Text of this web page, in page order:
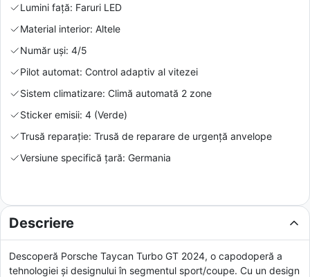
Lumini față: Faruri LED
Material interior: Altele
Număr uși: 4/5
Pilot automat: Control adaptiv al vitezei
Sistem climatizare: Climă automată 2 zone
Sticker emisii: 4 (Verde)
Trusă reparație: Trusă de reparare de urgență anvelope
Versiune specifică țară: Germania
Descriere
Descoperă Porsche Taycan Turbo GT 2024, o capodoperă a
tehnologiei și designului în segmentul sport/coupe. Cu un design